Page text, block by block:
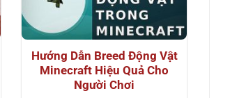
Hướng Dẫn Breed Động Vật
Minecraft Hiệu Quả Cho
Người Chơi